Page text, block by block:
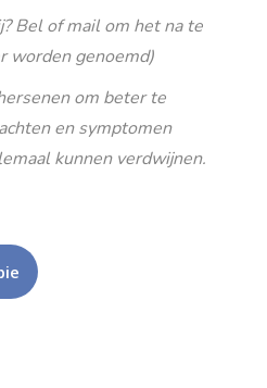
Bel of mail om het na te
worden genoemd)
om beter te
en symptomen
kunnen verdwijnen.